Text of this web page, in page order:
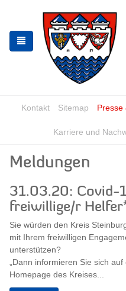
the
navigation
the
content
Kontakt Sitemap Presse
Karriere und
Meldungen
31.03.20: Covid-
freiwillige/r
Sie würden den Kreis
mit Ihrem freiwilligen
unterstützen?
„Dann informieren Sie sich auf
Homepage des Kreises...